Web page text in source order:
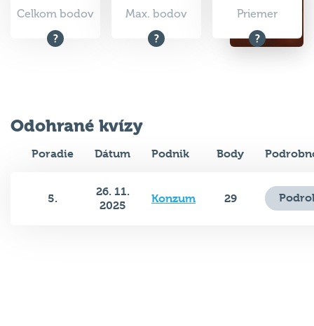
Celkom bodov Max. bodov Priemer
Odohrané kvízy
Poradie Dátum Podnik Body
5.
26. 11.
2025
Konzum 29